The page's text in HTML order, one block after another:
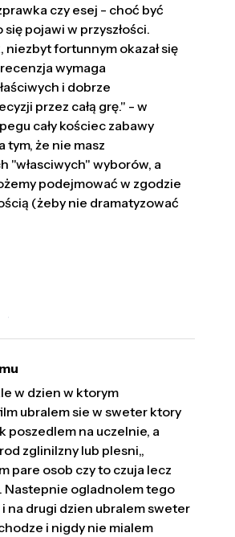
czy esej - choć być
pojawi w przyszłości.
niezbyt fortunnym okazał się
wymaga
i dobrze
przez całą grę." - w
cały kościec zabawy
tym, że nie masz
"własciwych" wyborów, a
podejmować w zgodzie
(żeby nie dramatyzować
w dzien w ktorym
ubralem sie w sweter ktory
poszedlem na uczelnie, a
zglinilzny lub plesni,,
pare osob czy to czuja lecz
Nastepnie ogladnolem tego
na drugi dzien ubralem sweter
i nigdy nie mialem